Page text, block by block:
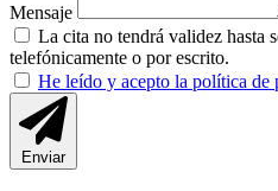
Mensaje
La cita no tendrá validez hasta
telefónicamente o por escrito.
He leído y acepto la política de
Enviar